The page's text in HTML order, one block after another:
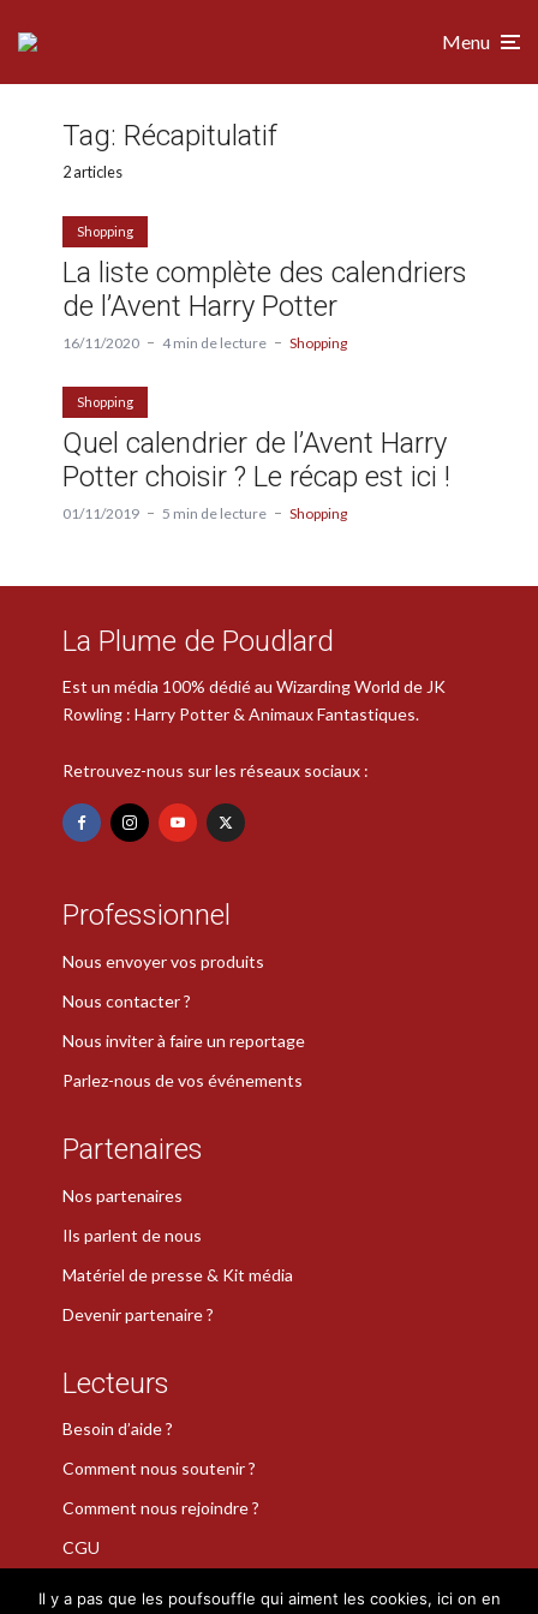
Menu
Tag: Récapitulatif
2 articles
Shopping
La liste complète des calendriers
de l’Avent Harry Potter
16/11/2020 4 min de lecture Shopping
Shopping
Quel calendrier de l’Avent Harry
Potter choisir ? Le récap est ici !
01/11/2019 5 min de lecture Shopping
La Plume de Poudlard
Est un média 100% dédié au Wizarding World de JK
Rowling : Harry Potter & Animaux Fantastiques.
Retrouvez-nous sur les réseaux sociaux :
Professionnel
Nous envoyer vos produits
Nous contacter ?
Nous inviter à faire un reportage
Parlez-nous de vos événements
Partenaires
Nos partenaires
Ils parlent de nous
Matériel de presse & Kit média
Devenir partenaire ?
Lecteurs
Besoin d’aide ?
Comment nous soutenir ?
Comment nous rejoindre ?
CGU
Il y a pas que les poufsouffle qui aiment les cookies, ici on en